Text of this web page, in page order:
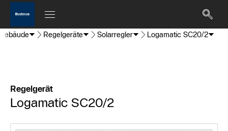
Regelgeräte Solarregler Logamatic SC20/2
Regelgerät
Logamatic SC20/2